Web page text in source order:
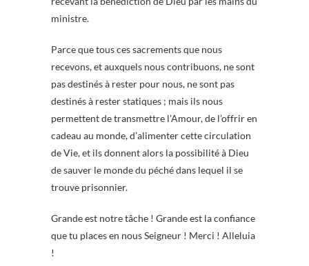
ministre.
Parce que tous ces sacrements que nous
recevons, et auxquels nous contribuons, ne sont
pas destinés à rester pour nous, ne sont pas
destinés à rester statiques ; mais ils nous
permettent de transmettre l’Amour, de l’offrir en
cadeau au monde, d’alimenter cette circulation
de Vie, et ils donnent alors la possibilité à Dieu
de sauver le monde du péché dans lequel il se
trouve prisonnier.
Grande est notre tâche ! Grande est la confiance
que tu places en nous Seigneur ! Merci ! Alleluia
!